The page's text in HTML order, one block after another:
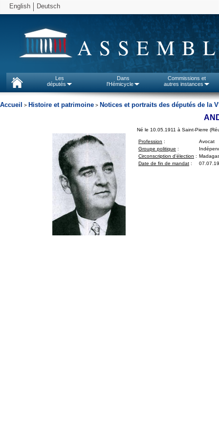
English Deutsch
Les
députés
Dans
l'Hémicycle
Commissions et
autres instances
Accueil > Histoire et patrimoine > Notices et portraits des députés de la V
Né le 10.05.1911 à Saint-Pierre
Profession :
Avocat
Groupe politique :
Circonscription d'élection :
Date de fin de mandat :